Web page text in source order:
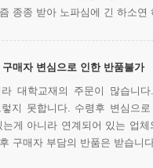
종종 받아 노파심에 긴 하소연
매자 변심으로 인한 반품불가
라 대학교재의 주문이 많습니
지 못합니다. 수령후 변심으
게 아니라 연계되어 있는 업
구매자 부담의 반품은 받습니